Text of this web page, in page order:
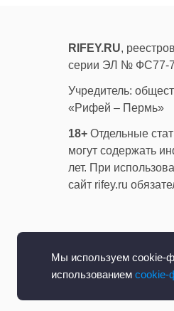
Мы используем cookie-
использованием cookie-
RIFEY.RU,
серии ЭЛ № ФС77-
Учредитель:
«Рифей – Пермь»
18+ Отдельные
могут содержать
лет. При
сайт rifey.ru